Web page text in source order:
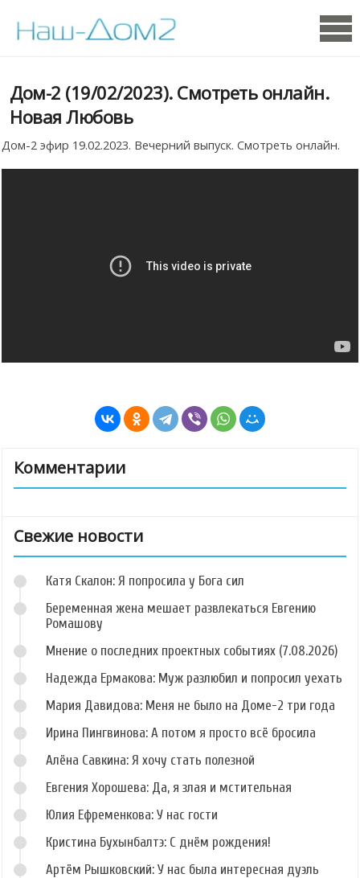
Дом-2 (19/02/2023). Смотреть онлайн.
Новая Любовь
Дом-2 эфир 19.02.2023. Вечерний выпуск. Смотреть онлайн.
Комментарии
Свежие новости
Катя Скалон: Я попросила у Бога сил
Беременная жена мешает развлекаться Евгению
Ромашову
Мнение о последних проектных событиях (7.08.2026)
Надежда Ермакова: Муж разлюбил и попросил уехать
Мария Давидова: Меня не было на Доме-2 три года
Ирина Пингвинова: А потом я просто всё бросила
Алёна Савкина: Я хочу стать полезной
Евгения Хорошева: Да, я злая и мстительная
Юлия Ефременкова: У нас гости
Кристина Бухынбалтэ: С днём рождения!
Артём Рышковский: У нас была интересная дуэль